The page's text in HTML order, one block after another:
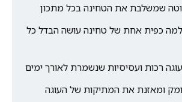
שמשלבת את הטחינה בכל מתכון
כפית אחת של טחינה עושה הבדל כל
רכות ועסיסיות שנשמרת לאורך ימים
ומאזנת את המתיקות של העוגה